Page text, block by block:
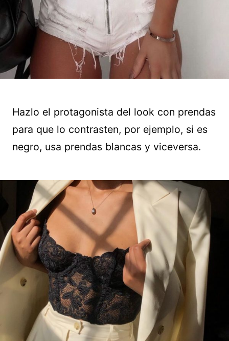
Hazlo el protagonista del look con prendas
para que lo contrasten, por ejemplo, si es
negro, usa prendas blancas y viceversa.